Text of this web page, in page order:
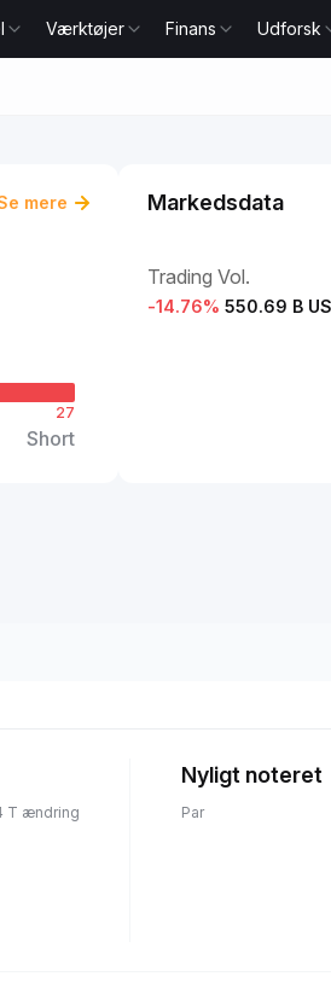
Værktøjer Finans Udforsk
mere
27
Short
Markedsdata
Trading Vol.
-14.76% 550.69 B
T ændring
Nyligt noteret
Par